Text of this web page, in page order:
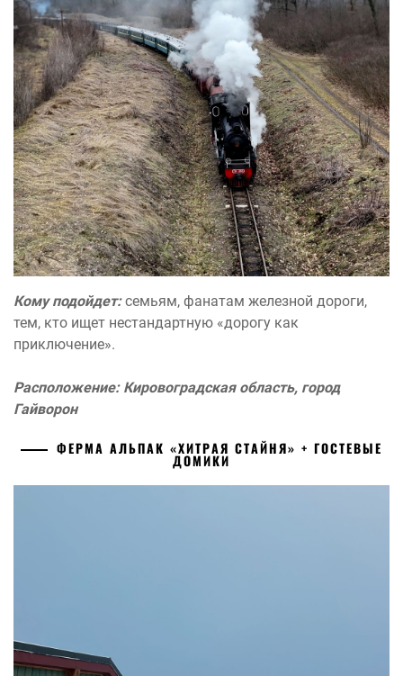
Кому подойдет:семьям, фанатам железной дороги,
тем, кто ищет нестандартную «дорогу как
приключение».
Расположение: Кировоградская область, город
Гайворон
ФЕРМА АЛЬПАК «ХИТРАЯ СТАЙНЯ» + ГОСТЕВЫЕ
ДОМИКИ